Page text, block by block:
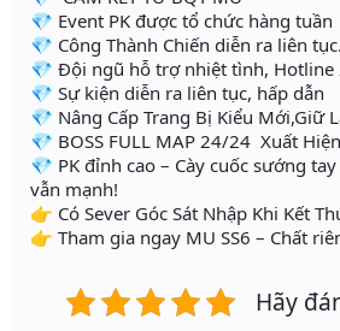
💎 Event PK được tổ chức hàng tuần
💎 Công Thành Chiến diễn ra liên tục.
💎 Đội ngũ hỗ trợ nhiệt tình, Hotline
💎 Sự kiện diễn ra liên tục, hấp dẫn
💎 Nâng Cấp Trang Bị Kiểu Mới,Giữ
💎 BOSS FULL MAP 24/24 Xuất
💎 PK đỉnh cao – Cày cuốc sướng
vẫn mạnh!
👉 Có Sever Góc Sát Nhập Khi Kết
👉 Tham gia ngay MU SS6 – Chất
Hãy